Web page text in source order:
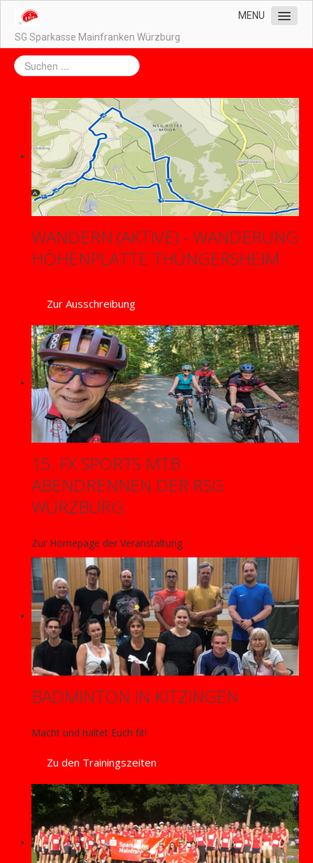
SG Sparkasse Mainfranken Würzburg
MENU
Home
Unsere Abteilungen
Impressum / Datenschutz
Kontakt
Downloads
WANDERN (AKTIVE) - WANDERUNG
HÖHENPLATTE THÜNGERSHEIM
Zur Ausschreibung
15. FX SPORTS MTB
ABENDRENNEN DER RSG
WÜRZBURG
Zur Homepage der Veranstaltung
BADMINTON IN KITZINGEN
Macht und haltet Euch fit!
Zu den Trainingszeiten